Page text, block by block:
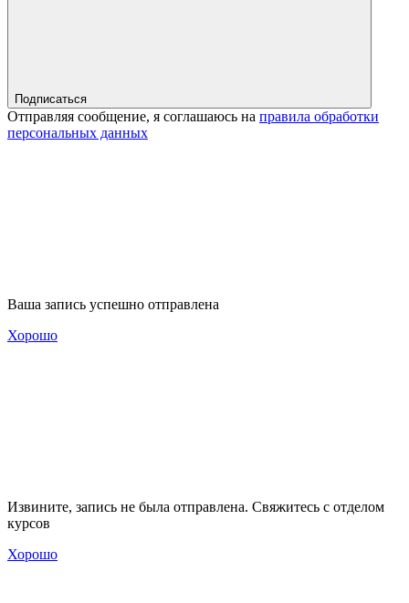
Подписаться
Отправляя сообщение, я соглашаюсь на правила обработки
персональных данных
Ваша запись успешно отправлена
Хорошо
Извините, запись не была отправлена. Свяжитесь с отделом
курсов
Хорошо